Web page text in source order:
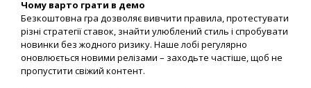
Чому варто грати в демо
Безкоштовна гра дозволяє вивчити правила, протестувати
різні стратегії ставок, знайти улюблений стиль і спробувати
новинки без жодного ризику. Наше лобі регулярно
оновлюється новими релізами – заходьте частіше, щоб не
пропустити свіжий контент.